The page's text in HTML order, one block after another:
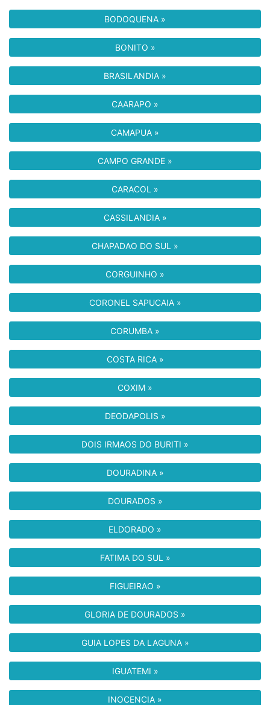
BODOQUENA »
BONITO »
BRASILANDIA »
CAARAPO »
CAMAPUA »
CAMPO GRANDE »
CARACOL »
CASSILANDIA »
CHAPADAO DO SUL »
CORGUINHO »
CORONEL SAPUCAIA »
CORUMBA »
COSTA RICA »
COXIM »
DEODAPOLIS »
DOIS IRMAOS DO BURITI »
DOURADINA »
DOURADOS »
ELDORADO »
FATIMA DO SUL »
FIGUEIRAO »
GLORIA DE DOURADOS »
GUIA LOPES DA LAGUNA »
IGUATEMI »
INOCENCIA »